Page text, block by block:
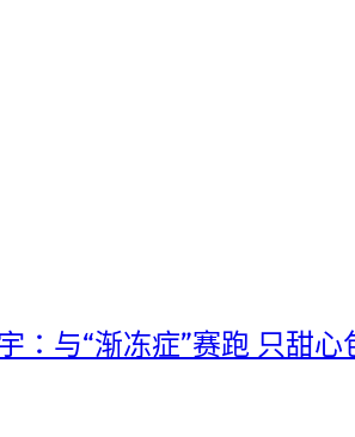
：与“渐冻症”赛跑 只甜